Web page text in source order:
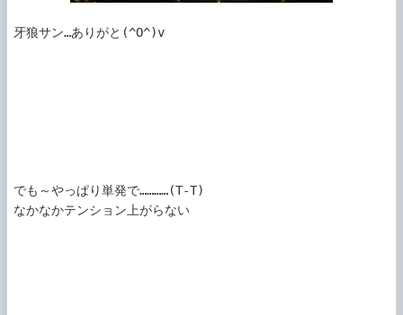
牙狼サン…ありがと(^O^)v
でも～やっぱり単発で…………(T-T)
なかなかテンション上がらない